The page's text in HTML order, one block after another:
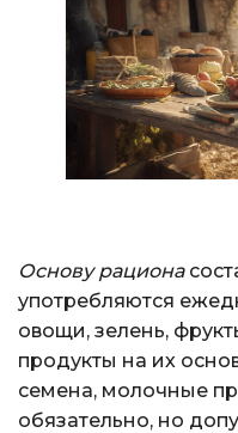
Основу рациона
употребляются
овощи, зелень,
продукты на их
семена, молочные
обязательно, но